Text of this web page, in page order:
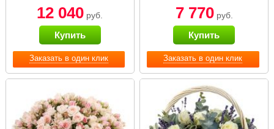
Заказать в один клик
12 040 руб.
Купить
Заказать в один клик
7 770руб.
Купить